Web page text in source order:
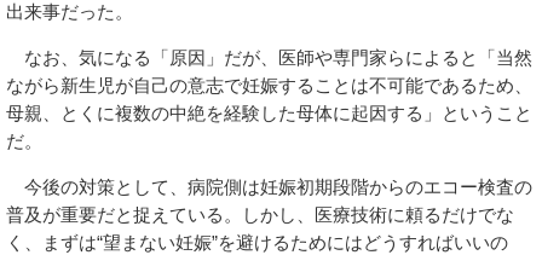
出来事だった。
なお、気になる「原因」だが、医師や専門家らによると「当然
ながら新生児が自己の意志で妊娠することは不可能であるため、
母親、とくに複数の中絶を経験した母体に起因する」ということ
だ。
今後の対策として、病院側は妊娠初期段階からのエコー検査の
普及が重要だと捉えている。しかし、医療技術に頼るだけでな
く、まずは“望まない妊娠”を避けるためにはどうすればいいの